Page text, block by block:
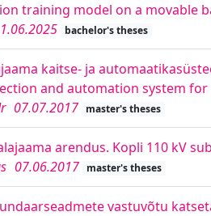
training model on a movable
bachelor's theses
kaitse- ja
and automation system for
07.07.2017 master's theses
arendus. Kopli 110 kV
07.06.2017 master's theses
vastuvõtu